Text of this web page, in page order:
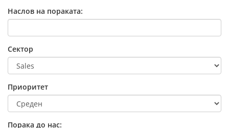
Наслов на пораката:
Сектор
Приоритет
Порака до нас: